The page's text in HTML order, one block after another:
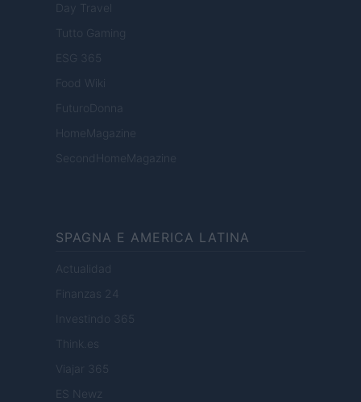
Day Travel
Tutto Gaming
ESG 365
Food Wiki
FuturoDonna
HomeMagazine
SecondHomeMagazine
SPAGNA E AMERICA LATINA
Actualidad
Finanzas 24
Investindo 365
Think.es
Viajar 365
ES Newz